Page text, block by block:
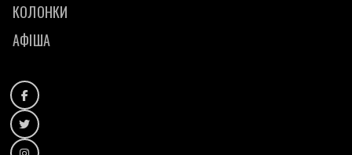
КОЛОНКИ
АФІША